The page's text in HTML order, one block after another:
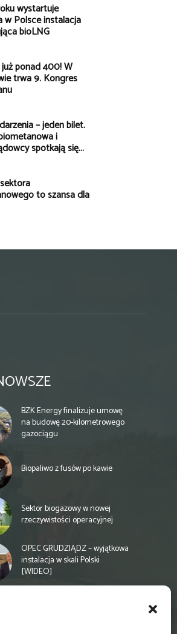
wystartuje
w Polsce instalacja
bioLNG
ponad 400! W
trwa 9. Kongres
– jeden bilet.
i
spotkają się...
to szansa dla
BZK Energy finalizuje umowę
na budowę 20-kilometrowego
gazociągu
Biopaliwo z fusów po kawie
Sektor biogazowy w nowej
rzeczywistości operacyjnej
OPEC GRUDZIĄDZ – wyjątkowa
instalacja w skali Polski
[WIDEO]